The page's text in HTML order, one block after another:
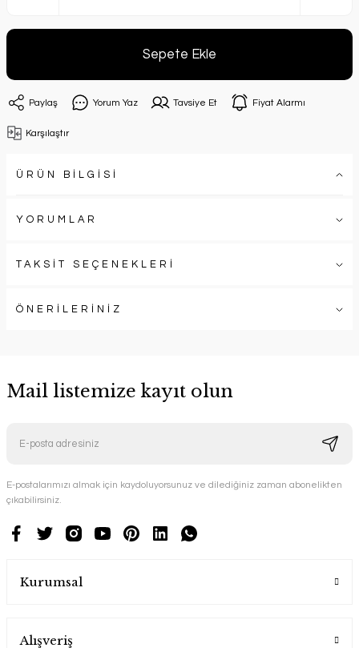
Sepete Ekle
Paylaş Yorum Yaz Tavsiye Et Fiyat Alarmı
Karşılaştır
ÜRÜN BİLGİSİ
YORUMLAR
TAKSİT SEÇENEKLERİ
ÖNERİLERİNİZ
Mail listemize kayıt olun
E-postalarımızı almak için kaydoluyorsunuz ve dilediğiniz zaman abonelikten
çıkabilirsiniz.
Kurumsal
Alışveriş